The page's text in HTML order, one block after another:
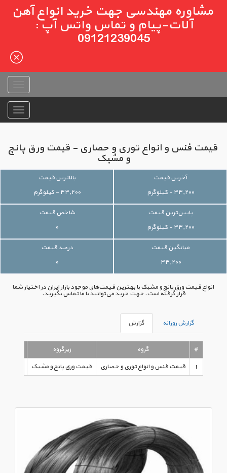
مشاوره مهندسی جهت خرید انواع آهن
آلات-پیام و تماس واتس آپ :
09121239045
قیمت فنس و انواع توری و حصاری - قیمت ورق پانچ
و مشبک
آخرین قیمت
۳۳,۲۰۰ - کیلوگرم
بالاترین قیمت
۳۳,۲۰۰ - کیلوگرم
پایین‌ترین قیمت
۳۳,۲۰۰ - کیلوگرم
شاخص قیمت
۰
میانگین قیمت
۳۳,۲۰۰
درصد قیمت
۰
انواع قیمت ورق پانچ و مشبک با بهترین قیمت‌های موجود بازار ایران در اختیار شما
قرار گرفته است. جهت خرید می‌توانید با ما تماس بگیرید.
گزارش روزانه گزارش
# گروه زیرگروه
1
قیمت فنس و انواع توری و حصاری قیمت ورق پانچ و مشبک